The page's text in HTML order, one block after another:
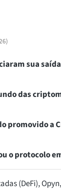
)
sua
das
promovido a
o protocolo
(DeFi), Opyn,